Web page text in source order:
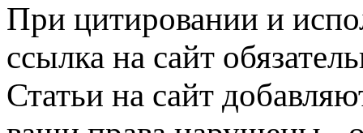
При цитировании и
ссылка на сайт
Статьи на сайт